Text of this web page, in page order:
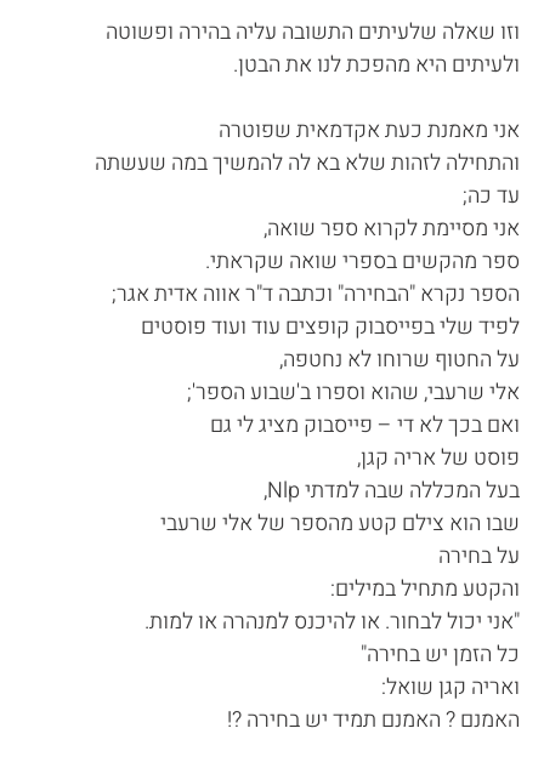
וזו שאלה שלעיתים התשובה עליה בהירה ופשוטה
ולעיתים היא מהפכת לנו את הבטן.
אני מאמנת כעת אקדמאית שפוטרה
והתחילה לזהות שלא בא לה להמשיך במה שעשתה
עד כה;
אני מסיימת לקרוא ספר שואה,
ספר מהקשים בספרי שואה שקראתי.
הספר נקרא "הבחירה" וכתבה ד"ר אווה אדית אגר;
לפיד שלי בפייסבוק קופצים עוד ועוד פוסטים
על החטוף שרוחו לא נחטפה,
אלי שרעבי, שהוא וספרו ב'שבוע הספר';
ואם בכך לא די – פייסבוק מציג לי גם
פוסט של אריה קגן,
בעל המכללה שבה למדתי Nlp,
שבו הוא צילם קטע מהספר של אלי שרעבי
על בחירה
והקטע מתחיל במילים:
"אני יכול לבחור. או להיכנס למנהרה או למות.
כל הזמן יש בחירה"
ואריה קגן שואל:
האמנם ? האמנם תמיד יש בחירה ?!